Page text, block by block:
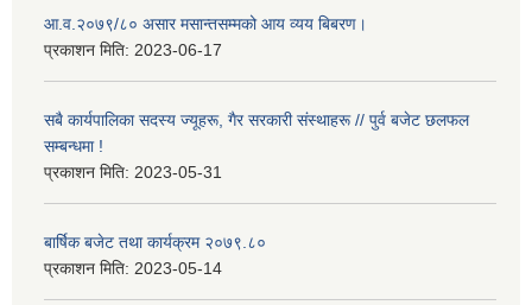
आ.व.२०७९/८० असार मसान्तसम्मको आय व्यय बिबरण।
प्रकाशन मिति: 2023-06-17
सबै कार्यपालिका सदस्य ज्यूहरू, गैर सरकारी संस्थाहरू // पुर्व बजेट छलफल
सम्बन्धमा !
प्रकाशन मिति: 2023-05-31
बार्षिक बजेट तथा कार्यक्रम २०७९.८०
प्रकाशन मिति: 2023-05-14